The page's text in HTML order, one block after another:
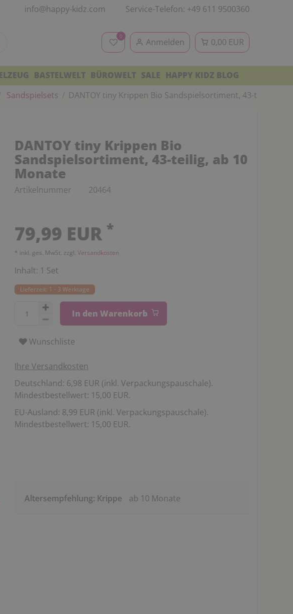
info@happy-kidz.com Service-Telefon: +49 611 9500360
0
Anmelden 0,00 EUR
BASTELWELT BÜROWELT SALE HAPPY KIDZ BLOG
Sandspielsets DANTOY tiny Krippen Bio Sandspielsortiment, 43-teilig, ab
DANTOY tiny Krippen Bio
Sandspielsortiment, 43-teilig, ab 10
Monate
Artikelnummer 20464
79,99 EUR *
* inkl. ges. MwSt. zzgl. Versandkosten
Inhalt: 1 Set
Lieferzeit: 1 - 3 Werktage
In den Warenkorb
Wunschliste
Ihre Versandkosten
Deutschland: 6,98 EUR (inkl. Verpackungspauschale).
Mindestbestellwert: 15,00 EUR.
EU-Ausland: 8,99 EUR (inkl. Verpackungspauschale).
Mindestbestellwert: 15,00 EUR.
Altersempfehlung: Krippe ab 10 Monate